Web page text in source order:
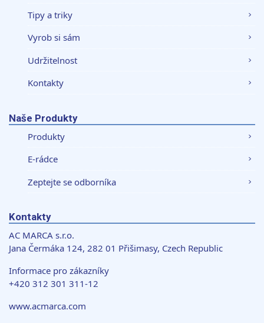
Tipy a triky
Vyrob si sám
Udržitelnost
Kontakty
Naše Produkty
Produkty
E-rádce
Zeptejte se odborníka
Kontakty
AC MARCA s.r.o.
Jana Čermáka 124, 282 01 Přišimasy, Czech Republic
Informace pro zákazníky
+420 312 301 311-12
www.acmarca.com